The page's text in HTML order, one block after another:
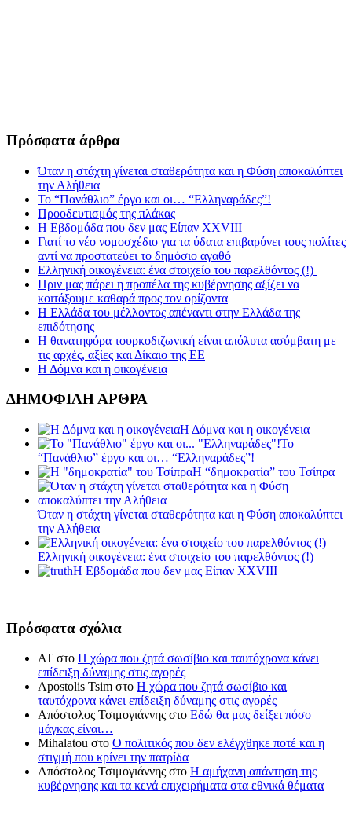
Πρόσφατα άρθρα
Όταν η στάχτη γίνεται σταθερότητα και η Φύση αποκαλύπτει
την Αλήθεια
Το “Πανάθλιο” έργο και οι… “Ελληναράδες”!
Προοδευτισμός της πλάκας
Η Εβδομάδα που δεν μας Είπαν XXVIII
Γιατί το νέο νομοσχέδιο για τα ύδατα επιβαρύνει τους πολίτες
αντί να προστατεύει το δημόσιο αγαθό
Ελληνική οικογένεια: ένα στοιχείο του παρελθόντος (!)
Πριν μας πάρει η προπέλα της κυβέρνησης αξίζει να
κοιτάξουμε καθαρά προς τον ορίζοντα
Η Ελλάδα του μέλλοντος απέναντι στην Ελλάδα της
επιδότησης
Η θανατηφόρα τουρκοδιζωνική είναι απόλυτα ασύμβατη με
τις αρχές, αξίες και Δίκαιο της ΕΕ
Η Δόμνα και η οικογένεια
ΔΗΜΟΦΙΛΗ ΑΡΘΡΑ
Η Δόμνα και η οικογένεια
Το
“Πανάθλιο” έργο και οι… “Ελληναράδες”!
Η “δημοκρατία” του Τσίπρα
Όταν η στάχτη γίνεται σταθερότητα και η Φύση αποκαλύπτει
την Αλήθεια
Ελληνική οικογένεια: ένα στοιχείο του παρελθόντος (!)
Η Εβδομάδα που δεν μας Είπαν XXVIII
Πρόσφατα σχόλια
ΑΤ στο Η χώρα που ζητά σωσίβιο και ταυτόχρονα κάνει
επίδειξη δύναμης στις αγορές
Apostolis Tsim στο Η χώρα που ζητά σωσίβιο και
ταυτόχρονα κάνει επίδειξη δύναμης στις αγορές
Απόστολος Τσιμογιάννης στο Εδώ θα μας δείξει πόσο
μάγκας είναι…
Mihalatou στο Ο πολιτικός που δεν ελέγχθηκε ποτέ και η
στιγμή που κρίνει την πατρίδα
Απόστολος Τσιμογιάννης στο Η αμήχανη απάντηση της
κυβέρνησης και τα κενά επιχειρήματα στα εθνικά θέματα